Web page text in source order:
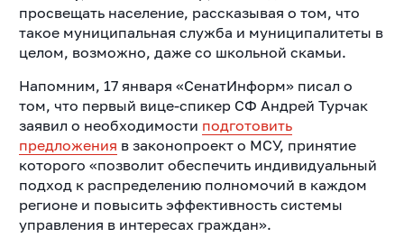
просвещать население, рассказывая о том, что
такое муниципальная служба и муниципалитеты в
целом, возможно, даже со школьной скамьи.
Напомним, 17 января «СенатИнформ» писал о
том, что первый вице-спикер СФ Андрей Турчак
заявил о необходимости подготовить
предложения в законопроект о МСУ, принятие
которого «позволит обеспечить индивидуальный
подход к распределению полномочий в каждом
регионе и повысить эффективность системы
управления в интересах граждан».